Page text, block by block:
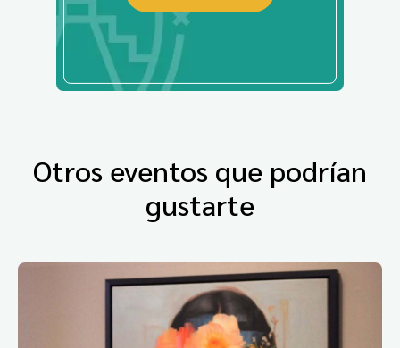
Otros eventos que podrían
gustarte